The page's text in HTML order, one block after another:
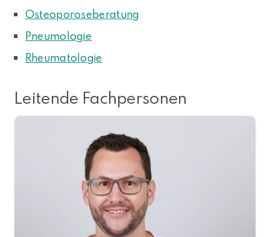
Osteoporoseberatung
Pneumologie
Rheumatologie
Leitende Fachpersonen